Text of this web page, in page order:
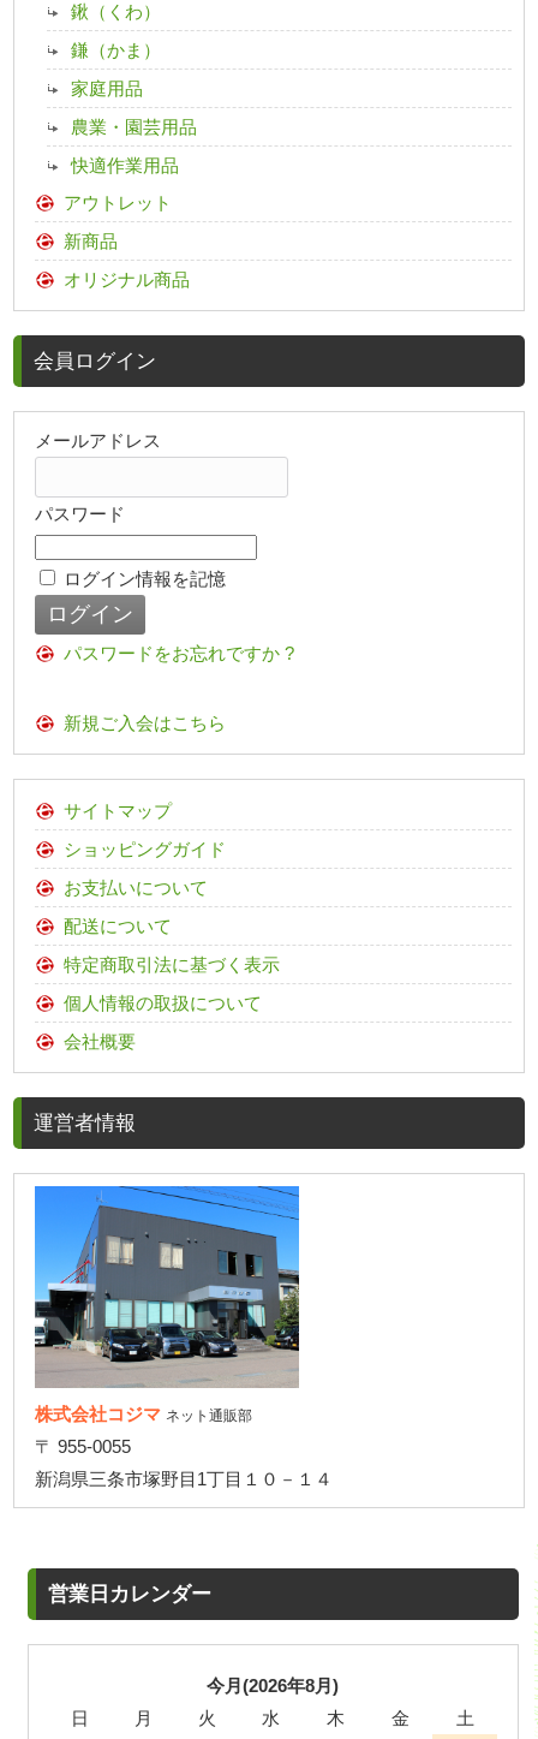
鍬（くわ）
鎌（かま）
家庭用品
農業・園芸用品
快適作業用品
アウトレット
新商品
オリジナル商品
会員ログイン
メールアドレス
パスワード
ログイン情報を記憶
パスワードをお忘れですか ?
新規ご入会はこちら
サイトマップ
ショッピングガイド
お支払いについて
配送について
特定商取引法に基づく表示
個人情報の取扱について
会社概要
運営者情報
株式会社コジマ ネット通販部
〒 955-0055
新潟県三条市塚野目1丁目１０－１４
営業日カレンダー
今月(2026年8月)
日
月 火 水 木 金 土